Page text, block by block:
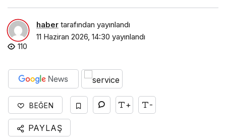
haber tarafından yayınlandı
11 Haziran 2026, 14:30 yayınlandı
110
BEĞEN + -
PAYLAŞ